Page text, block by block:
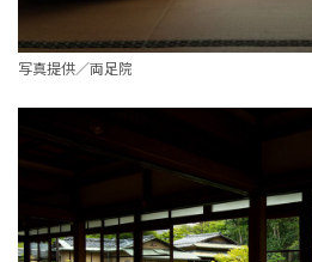
写真提供／両足院